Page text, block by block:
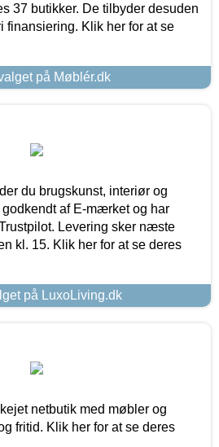
37 butikker. De tilbyder desuden
finansiering. Klik her for at se
på Møblér.dk
du brugskunst, interiør og
af E-mærket og har
Levering sker næste
kl. 15. Klik her for at se deres
på LuxoLiving.dk
netbutik med møbler og
fritid. Klik her for at se deres